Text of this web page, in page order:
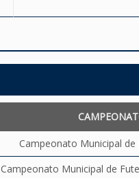
Campeonato Municipal de
Campeonato Municipal de